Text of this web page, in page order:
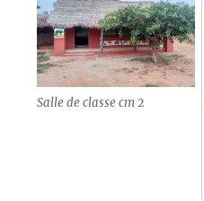
Salle de classe cm 2